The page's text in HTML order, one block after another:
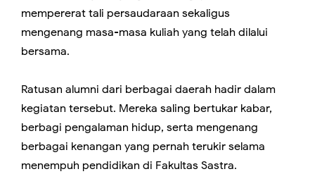
mempererat tali persaudaraan sekaligus
mengenang masa-masa kuliah yang telah dilalui
bersama.
Ratusan alumni dari berbagai daerah hadir dalam
kegiatan tersebut. Mereka saling bertukar kabar,
berbagi pengalaman hidup, serta mengenang
berbagai kenangan yang pernah terukir selama
menempuh pendidikan di Fakultas Sastra.